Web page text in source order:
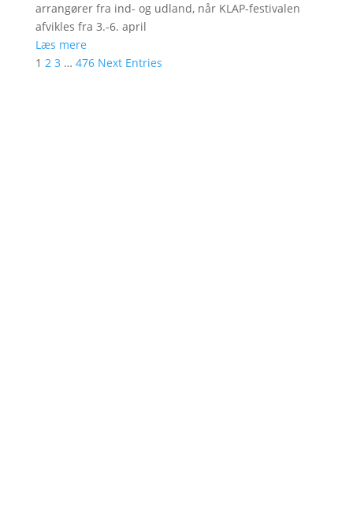
arrangører fra ind- og udland, når KLAP-festivalen
afvikles fra 3.-6. april
Læs mere
1 2 3 … 476 Next Entries